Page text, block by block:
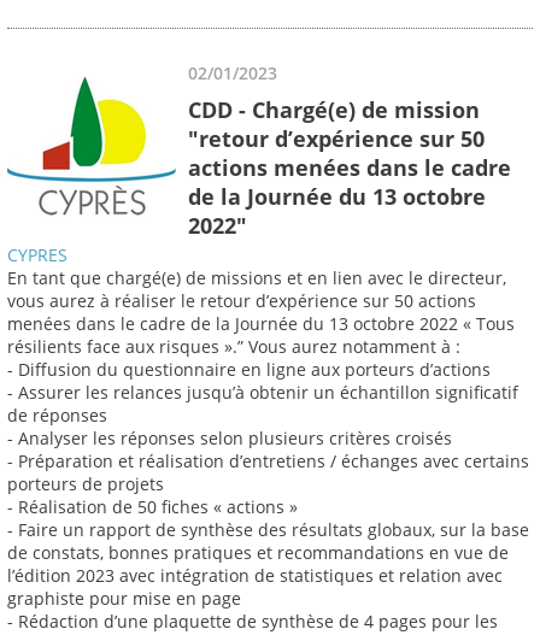
02/01/2023
CDD - Chargé(e) de mission
"retour d’expérience sur 50
actions menées dans le cadre
de la Journée du 13 octobre
2022"
CYPRES
En tant que chargé(e) de missions et en lien avec le directeur,
vous aurez à réaliser le retour d’expérience sur 50 actions
menées dans le cadre de la Journée du 13 octobre 2022 « Tous
résilients face aux risques ».” Vous aurez notamment à :
- Diffusion du questionnaire en ligne aux porteurs d’actions
- Assurer les relances jusqu’à obtenir un échantillon significatif
de réponses
- Analyser les réponses selon plusieurs critères croisés
- Préparation et réalisation d’entretiens / échanges avec certains
porteurs de projets
- Réalisation de 50 fiches « actions »
- Faire un rapport de synthèse des résultats globaux, sur la base
de constats, bonnes pratiques et recommandations en vue de
l’édition 2023 avec intégration de statistiques et relation avec
graphiste pour mise en page
- Rédaction d’une plaquette de synthèse de 4 pages pour les